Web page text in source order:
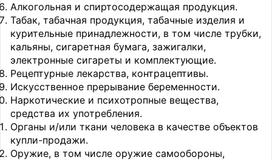
Алкогольная и спиртосодержащая продукция.
Табак, табачная продукция, табачные изделия и
курительные принадлежности, в том числе трубки,
кальяны, сигаретная бумага, зажигалки,
электронные сигареты и комплектующие.
Рецептурные лекарства, контрацептивы.
Искусственное прерывание беременности.
Наркотические и психотропные вещества,
средства их употребления.
Органы и/или ткани человека в качестве объектов
купли-продажи.
Оружие, в том числе оружие самообороны,